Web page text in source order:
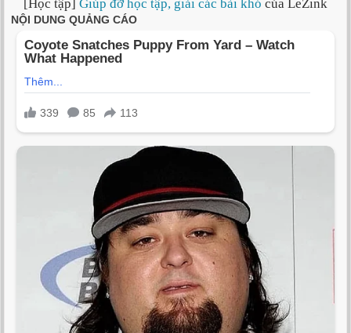
[Học tập] Giúp đỡ học tập, giải các bài khó của LeZink